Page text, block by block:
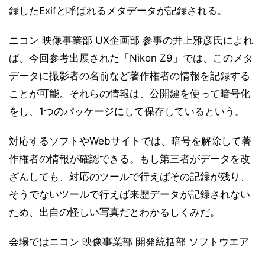
録したExifと呼ばれるメタデータが記録される。
ニコン 映像事業部 UX企画部 参事の井上雅彦氏によれ
ば、今回参考出展された「Nikon Z9」では、このメタ
データに撮影者の名前など著作権者の情報を記録する
ことが可能。それらの情報は、公開鍵を使って暗号化
をし、1つのパッケージにして保存しているという。
対応するソフトやWebサイトでは、暗号を解除して著
作権者の情報が確認できる。もし第三者がデータを改
ざんしても、対応のツールで行えばその記録が残り、
そうでないツールで行えば来歴データが記録されない
ため、出自の怪しい写真だとわかるしくみだ。
会場ではニコン 映像事業部 開発統括部 ソフトウエア